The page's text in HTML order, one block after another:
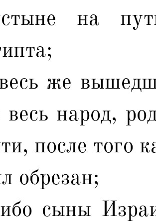
на
же
весь народ,
после того
обрезан;
сыны